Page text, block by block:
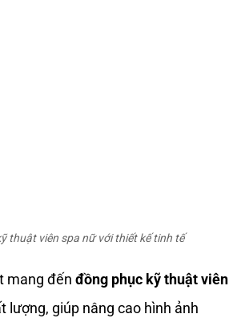
thuật viên spa nữ với thiết kế tinh tế
mang đến đồng phục kỹ thuật viên
lượng, giúp nâng cao hình ảnh